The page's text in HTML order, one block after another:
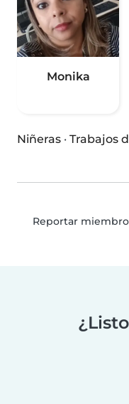
Monika
Niñeras · Trabajos
Reportar miembro